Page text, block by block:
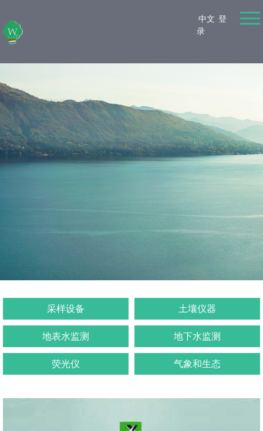
中文 登
录
采样设备 土壤仪器
地表水监测 地下水监测
荧光仪 气象和生态